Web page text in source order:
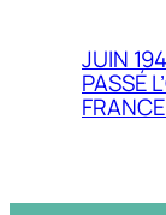
JUIN
PASSÉ